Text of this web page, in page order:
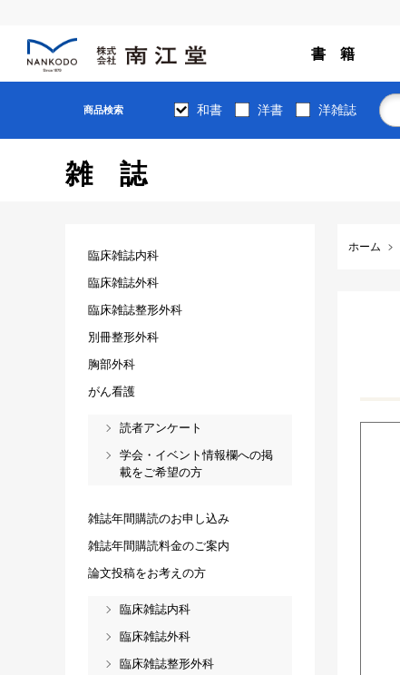
書 籍
商品検索 和書 洋書 洋雑誌
雑誌
ホーム
臨床雑誌内科
臨床雑誌外科
臨床雑誌整形外科
別冊整形外科
胸部外科
がん看護
読者アンケート
学会・イベント情報欄への掲
載をご希望の方
雑誌年間購読のお申し込み
雑誌年間購読料金のご案内
論文投稿をお考えの方
臨床雑誌内科
臨床雑誌外科
臨床雑誌整形外科